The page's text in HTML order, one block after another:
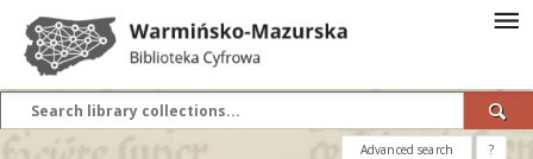
Advanced search ?